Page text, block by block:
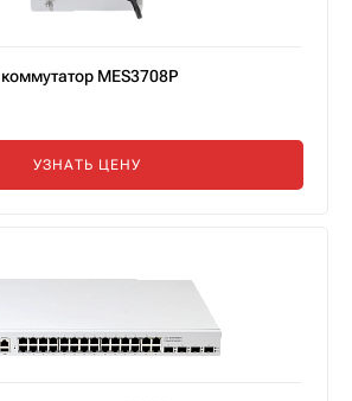
MES3708P
УЗНАТЬ ЦЕНУ